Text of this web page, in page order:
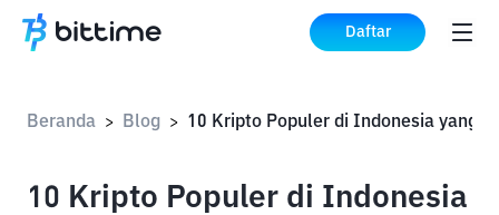
Daftar
Beranda > Blog >
10 Kripto Populer di Indonesia